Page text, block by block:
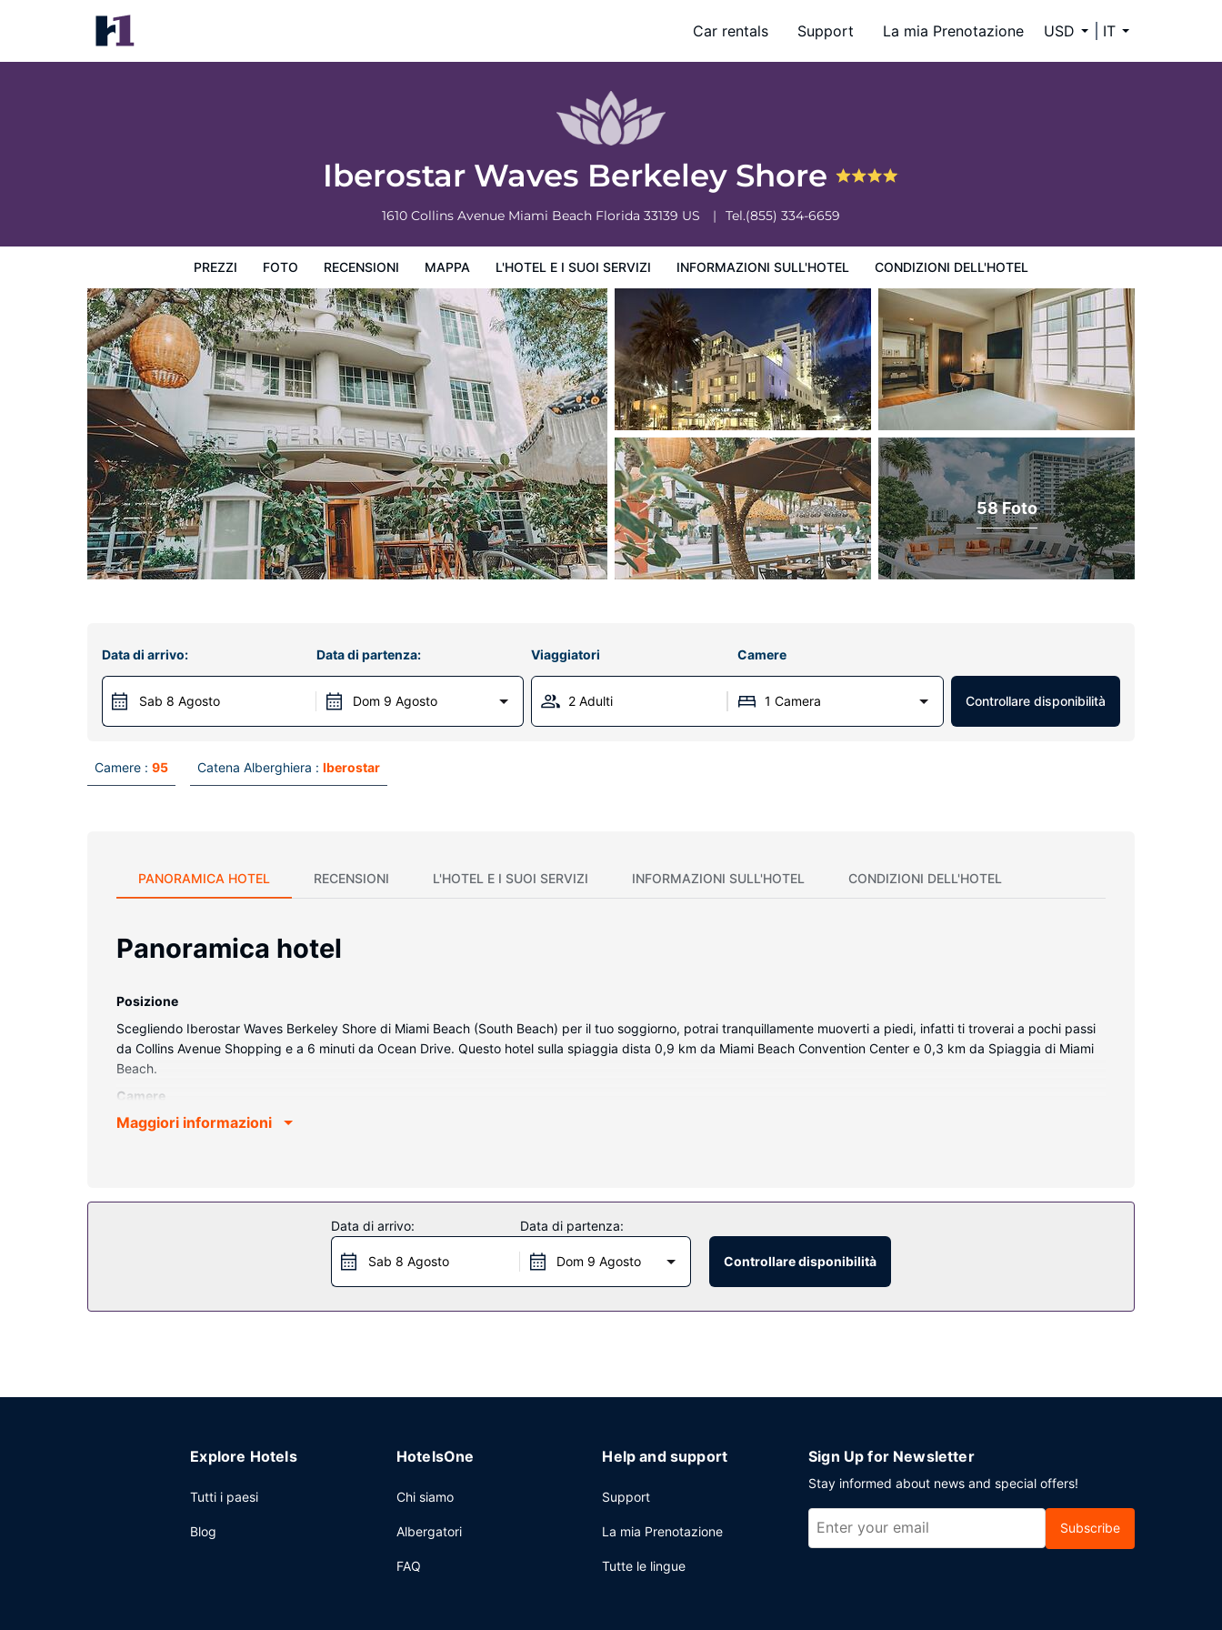
Car rentals Support La mia Prenotazione USD IT
Iberostar Waves Berkeley Shore
1610 Collins Avenue Miami Beach Florida 33139 US Tel.(855) 334-6659
PREZZI FOTO RECENSIONI MAPPA L'HOTEL E I SUOI SERVIZI INFORMAZIONI SULL'HOTEL CONDIZIONI DELL'HOTEL
Iberostar Waves Berkeley Shore
Prezzi Condizioni dell'hotel
58 Foto
Data di arrivo:
Sab 8 Agosto
Data di partenza:
Dom 9 Agosto
Viaggiatori Camere
2 Adulti 1 Camera Controllare disponibilità
Camere : 95 Catena Alberghiera : Iberostar
PANORAMICA HOTEL RECENSIONI L'HOTEL E I SUOI SERVIZI INFORMAZIONI SULL'HOTEL CONDIZIONI DELL'HOTEL
Panoramica hotel
Posizione
Scegliendo Iberostar Waves Berkeley Shore di Miami Beach (South Beach) per il tuo soggiorno, potrai tranquillamente muoverti a piedi, infatti ti troverai a pochi passi
da Collins Avenue Shopping e a 6 minuti da Ocean Drive. Questo hotel sulla spiaggia dista 0,9 km da Miami Beach Convention Center e 0,3 km da Spiaggia di Miami
Beach.
Camere
Rilassati in una delle 95 camere con aria condizionata della struttura, complete di docking station per iPod e TV a schermo piatto. La connessione Internet inclusa,
Il divertimento è assicurato grazie ad un'ampia gamma di servizi ricreativi, che includono una piscina all'aperto e una palestra. Questo hotel in stile Art Déco propone,
inoltre, il Wi-Fi gratuito e servizi di concierge.
Scopri i piatti saporiti di Salt Cafe Miami Beach, eccellente ristorante che propone cucina americana. Puoi anche fermarti per uno spuntino al bar/lounge, mangiare
all'aperto o approfittare del comodo servizio in camera con orario limitato. La colazione continentale è disponibile a pagamento tutti i giorni dalle ore 08:00 alle ore
Maggiori informazioni
Data di arrivo:
Sab 8 Agosto
Data di partenza:
Dom 9 Agosto Controllare disponibilità
Explore Hotels
Tutti i paesi
Blog
HotelsOne
Chi siamo
Albergatori
FAQ
Help and support
Support
La mia Prenotazione
Tutte le lingue
Sign Up for Newsletter
Stay informed about news and special offers!
Subscribe